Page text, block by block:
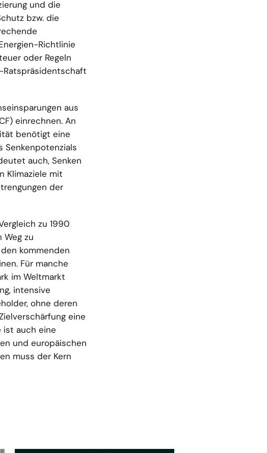
und die
bzw. die
Richtlinie
oder Regeln
Ratspräsidentschaft
aus
einrechnen. An
benötigt eine
Senkenpotenzials
auch, Senken
Klimaziele mit
der
zu 1990
zu
kommenden
Für manche
im Weltmarkt
intensive
ohne deren
eine
ist auch eine
und europäischen
muss der Kern